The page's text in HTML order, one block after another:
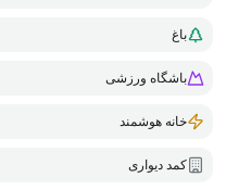
باغ
باشگاه ورزشی
خانه هوشمند
کمد دیواری